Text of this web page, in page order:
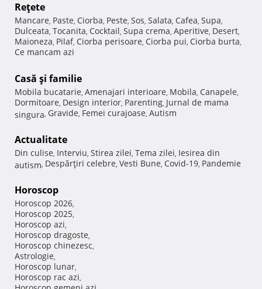
Reţete
Mancare, Paste, Ciorba, Peste, Sos, Salata, Cafea, Supa,
Dulceata, Tocanita, Cocktail, Supa crema, Aperitive, Desert,
Maioneza, Pilaf, Ciorba perisoare, Ciorba pui, Ciorba burta,
Ce mancam azi
Casă şi familie
Mobila bucatarie, Amenajari interioare, Mobila, Canapele,
Dormitoare, Design interior, Parenting, Jurnal de mama
singura, Gravide, Femei curajoase, Autism
Actualitate
Din culise, Interviu, Stirea zilei, Tema zilei, Iesirea din
autism, Despărţiri celebre, Vesti Bune, Covid-19, Pandemie
Horoscop
Horoscop 2026,
Horoscop 2025,
Horoscop azi,
Horoscop dragoste,
Horoscop chinezesc,
Astrologie,
Horoscop lunar,
Horoscop rac azi,